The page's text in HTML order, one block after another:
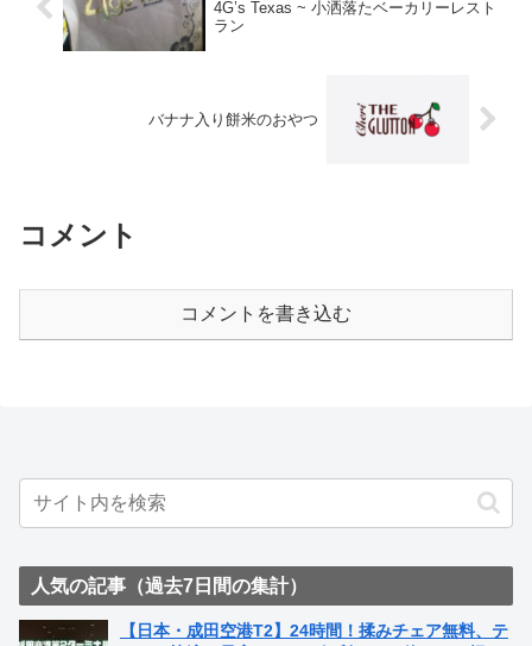
4G’s Texas ~ 小洒落たベーカリーレスト
ラン
バナナ入り餅米のおやつ
コメント
コメントを書き込む
人気の記事（過去7日間の集計）
【日本・成田空港T2】24時間！揉みチェア無料、テ